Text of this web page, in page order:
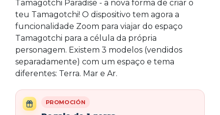
Tamagotchi Paradise - a nova forma de criar o
teu Tamagotchi! O dispositivo tem agora a
funcionalidade Zoom para viajar do espaço
Tamagotchi para a célula da própria
personagem. Existem 3 modelos (vendidos
separadamente) com um espaço e tema
diferentes: Terra. Mar e Ar.
PROMOCIÓN